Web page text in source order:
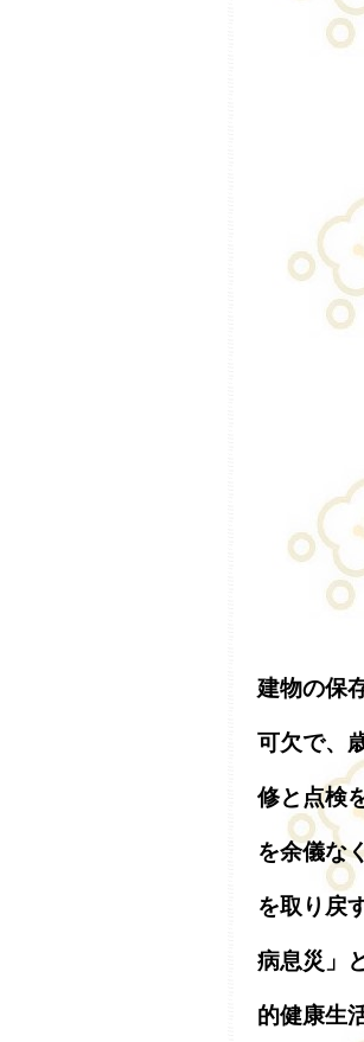
建物の保
可欠で、
修と点検
を余儀な
を取り戻
病息災」
的健康生